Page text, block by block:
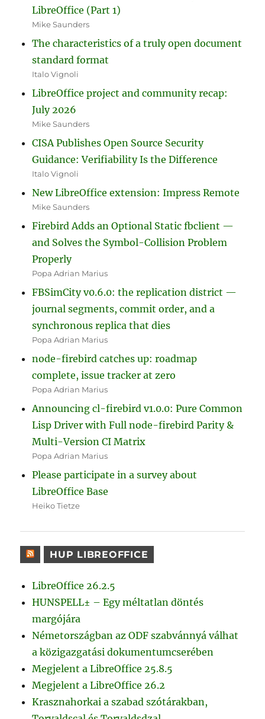
LibreOffice (Part 1)
Mike Saunders
The characteristics of a truly open document
standard format
Italo Vignoli
LibreOffice project and community recap:
July 2026
Mike Saunders
CISA Publishes Open Source Security
Guidance: Verifiability Is the Difference
Italo Vignoli
New LibreOffice extension: Impress Remote
Mike Saunders
Firebird Adds an Optional Static fbclient —
and Solves the Symbol-Collision Problem
Properly
Popa Adrian Marius
FBSimCity v0.6.0: the replication district —
journal segments, commit order, and a
synchronous replica that dies
Popa Adrian Marius
node-firebird catches up: roadmap
complete, issue tracker at zero
Popa Adrian Marius
Announcing cl-firebird v1.0.0: Pure Common
Lisp Driver with Full node-firebird Parity &
Multi-Version CI Matrix
Popa Adrian Marius
Please participate in a survey about
LibreOffice Base
Heiko Tietze
HUP LIBREOFFICE
LibreOffice 26.2.5
HUNSPELL± – Egy méltatlan döntés
margójára
Németországban az ODF szabvánnyá válhat
a közigazgatási dokumentumcserében
Megjelent a LibreOffice 25.8.5
Megjelent a LibreOffice 26.2
Krasznahorkai a szabad szótárakban,